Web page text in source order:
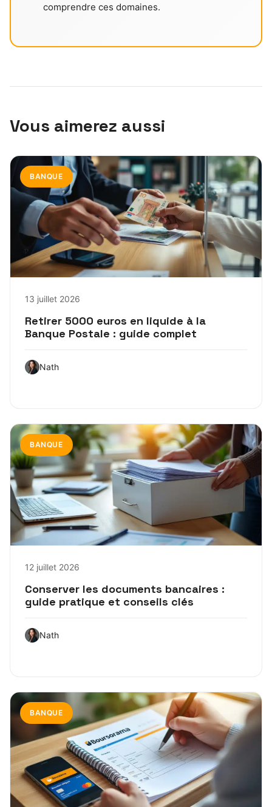
comprendre ces domaines.
Vous aimerez aussi
BANQUE
13 juillet 2026
Retirer 5000 euros en liquide à la
Banque Postale : guide complet
Nath
BANQUE
12 juillet 2026
Conserver les documents bancaires :
guide pratique et conseils clés
Nath
BANQUE